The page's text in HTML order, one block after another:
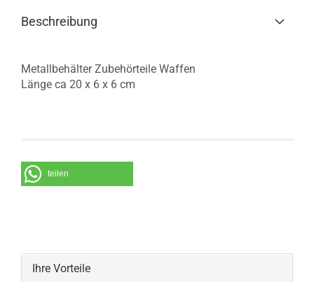
Beschreibung
Metallbehälter Zubehörteile Waffen
Länge ca 20 x 6 x 6 cm
teilen
Ihre Vorteile